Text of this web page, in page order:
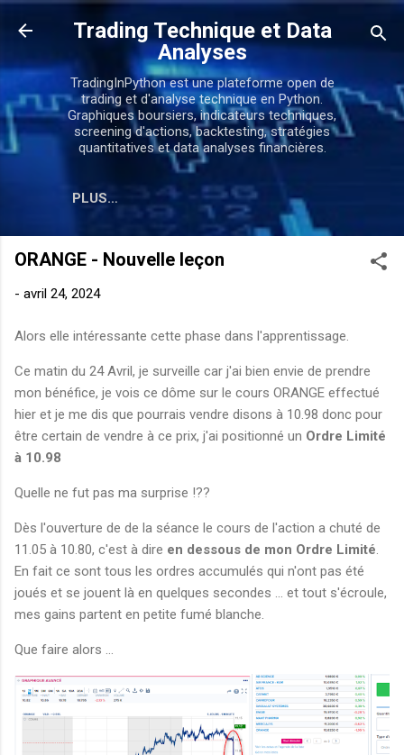
Accéder au contenu principal
Trading Technique et Data
Analyses
TradingInPython est une plateforme open de
trading et d'analyse technique en Python.
Graphiques boursiers, indicateurs techniques,
screening d'actions, backtesting, stratégies
quantitatives et data analyses financières.
PLUS…
ORANGE - Nouvelle leçon
- avril 24, 2024
Alors elle intéressante cette phase dans l'apprentissage.
Ce matin du 24 Avril, je surveille car j'ai bien envie de prendre
mon bénéfice, je vois ce dôme sur le cours ORANGE effectué
hier et je me dis que pourrais vendre disons à 10.98 donc pour
être certain de vendre à ce prix, j'ai positionné un Ordre Limité
à 10.98
Quelle ne fut pas ma surprise !??
Dès l'ouverture de de la séance le cours de l'action a chuté de
11.05 à 10.80, c'est à dire en dessous de mon Ordre Limité
En fait ce sont tous les ordres accumulés qui n'ont pas été
joués et se jouent là en quelques secondes ... et tout s'écroule,
mes gains partent en petite fumé blanche.
Que faire alors ...